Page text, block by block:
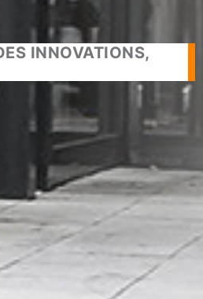
INNOVATIONS,